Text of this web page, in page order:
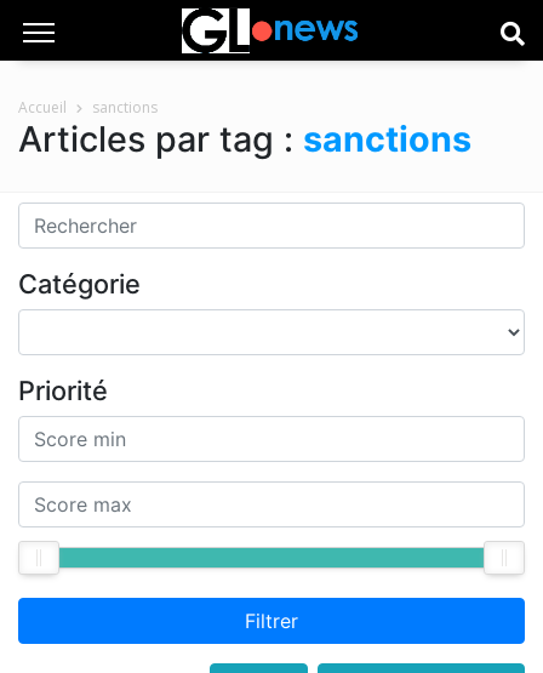
Accueil sanctions
Articles par tag : sanctions
Catégorie
Priorité
Filtrer